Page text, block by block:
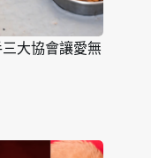
大協會讓愛無